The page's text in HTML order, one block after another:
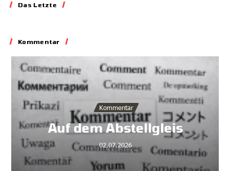
Das Letzte
31.05.2026
Kommentar
Kommentar
Auf dem Abstellgleis
02.07.2026